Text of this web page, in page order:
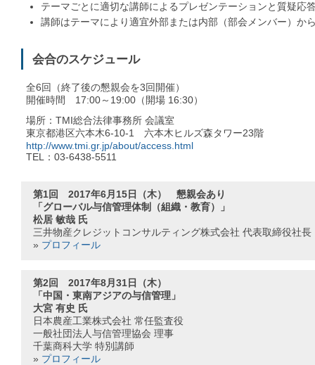
テーマごとに適切な講師によるプレゼンテーションと質疑応
講師はテーマにより適宜外部または内部（部会メンバー）か
会合のスケジュール
全6回（終了後の懇親会を3回開催）
開催時間 17:00～19:00（開場 16:30）
場所：TMI総合法律事務所 会議室
東京都港区六本木6-10-1 六本木ヒルズ森タワー23階
http://www.tmi.gr.jp/about/access.html
TEL：03-6438-5511
第1回 2017年6月15日（木） 懇親会あり
「グローバル与信管理体制（組織・教育）」
松居 敏哉 氏
三井物産クレジットコンサルティング株式会社 代表取締役社長
» プロフィール
第2回 2017年8月31日（木）
「中国・東南アジアの与信管理」
大宮 有史 氏
日本農産工業株式会社 常任監査役
一般社団法人与信管理協会 理事
千葉商科大学 特別講師
» プロフィール